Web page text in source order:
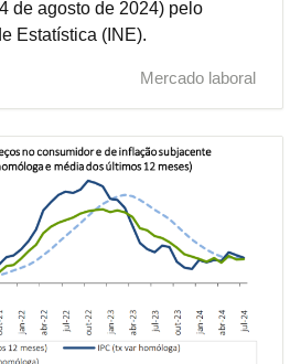
de agosto de 2024) pelo
Estatística (INE).
Mercado laboral